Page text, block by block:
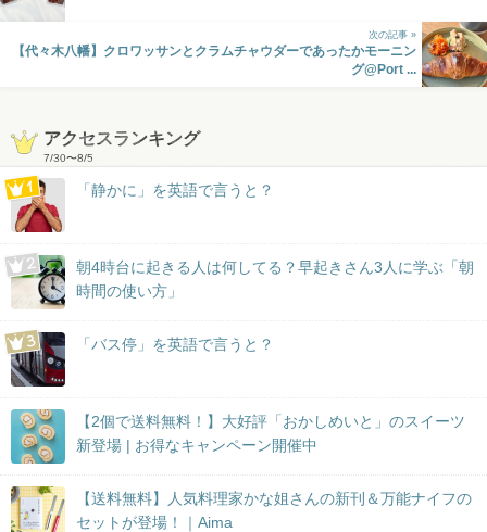
次の記事 »
【代々木八幡】クロワッサンとクラムチャウダーであったかモーニン
グ@Port ...
アクセスランキング
7/30〜8/5
「静かに」を英語で言うと？
朝4時台に起きる人は何してる？早起きさん3人に学ぶ「朝
時間の使い方」
「バス停」を英語で言うと？
【2個で送料無料！】大好評「おかしめいと」のスイーツ
新登場 | お得なキャンペーン開催中
【送料無料】人気料理家かな姐さんの新刊＆万能ナイフの
セットが登場！｜Aima